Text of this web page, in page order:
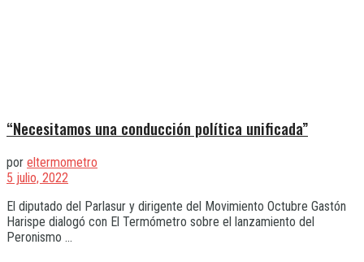
“Necesitamos una conducción política unificada”
por eltermometro
5 julio, 2022
El diputado del Parlasur y dirigente del Movimiento Octubre Gastón
Harispe dialogó con El Termómetro sobre el lanzamiento del
Peronismo ...